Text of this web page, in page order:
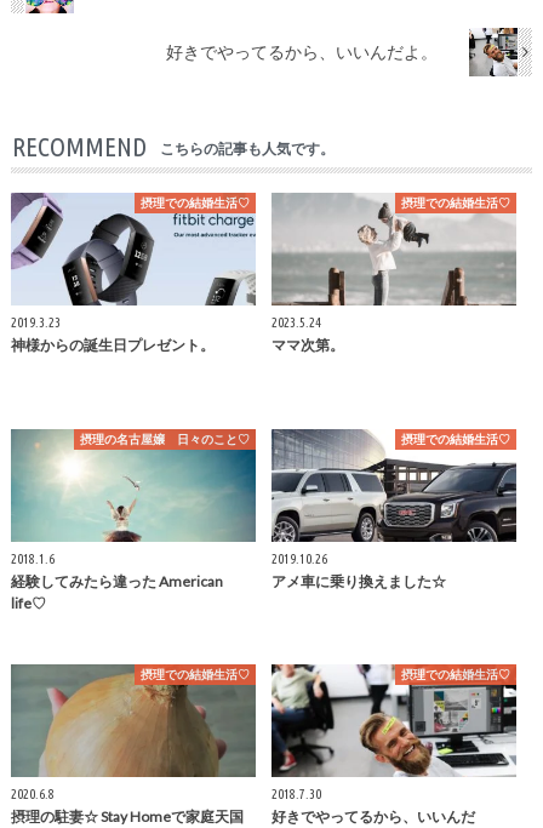
好きでやってるから、いいんだよ。
RECOMMEND こちらの記事も人気です。
摂理での結婚生活♡
2019.3.23
神様からの誕生日プレゼント。
摂理での結婚生活♡
2023.5.24
ママ次第。
摂理の名古屋嬢 日々のこと♡
2018.1.6
経験してみたら違った American
life♡
摂理での結婚生活♡
2019.10.26
アメ車に乗り換えました☆
摂理での結婚生活♡
2020.6.8
摂理の駐妻☆ Stay Homeで家庭天国
摂理での結婚生活♡
2018.7.30
好きでやってるから、いいんだ